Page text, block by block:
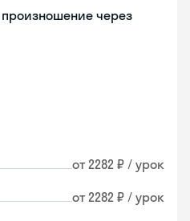
через
от 2282 ₽ / урок
от 2282 ₽ / урок